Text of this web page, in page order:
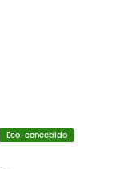
Eco-concebido